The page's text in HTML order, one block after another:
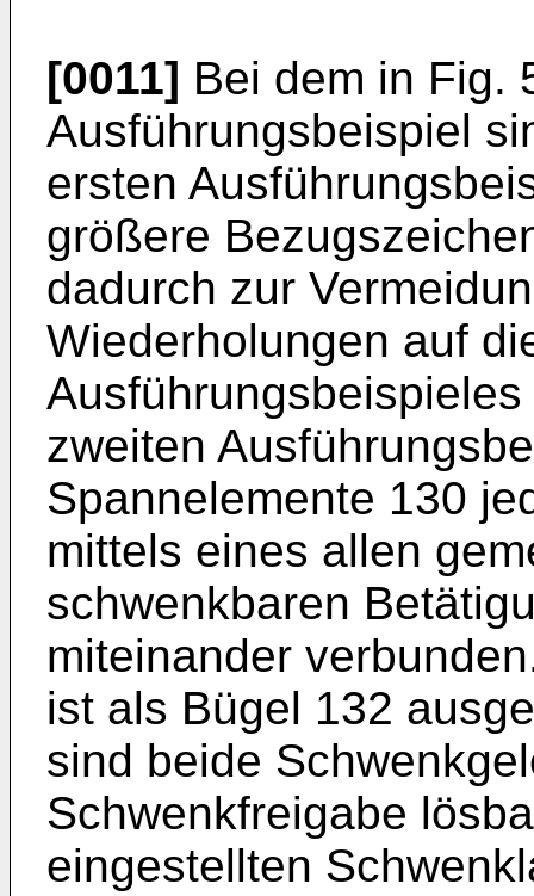
[0011] Bei dem in Fig.
Ausführungsbeispiel
ersten
größere
dadurch zur
Wiederholungen auf
zweiten
Spannelemente 130
mittels eines allen
schwenkbaren
miteinander
ist als Bügel 132
sind beide
Schwenkfreigabe
eingestellten